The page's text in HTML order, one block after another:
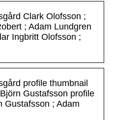
Clark Olofsson ;
; Adam Lundgren
Ingbritt Olofsson ;
profile thumbnail
Gustafsson profile
Gustafsson ; Adam